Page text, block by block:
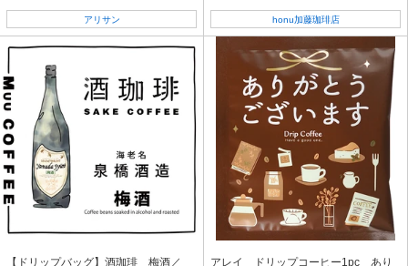
アリサン honu加藤珈琲店
【ドリップバッグ】酒珈琲 梅酒／
アレイ ドリップコーヒー1pc あり